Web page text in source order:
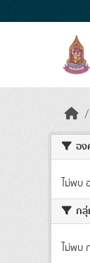
อ
ไม่พบ
ก
ไม่พบ